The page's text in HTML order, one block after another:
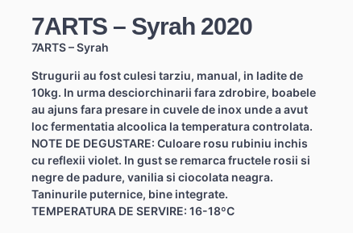
7ARTS – Syrah 2020
7ARTS – Syrah
Strugurii au fost culesi tarziu, manual, in ladite de
10kg. In urma desciorchinarii fara zdrobire, boabele
au ajuns fara presare in cuvele de inox unde a avut
loc fermentatia alcoolica la temperatura controlata.
NOTE DE DEGUSTARE: Culoare rosu rubiniu inchis
cu reflexii violet. In gust se remarca fructele rosii si
negre de padure, vanilia si ciocolata neagra.
Taninurile puternice, bine integrate.
TEMPERATURA DE SERVIRE: 16-18ºC